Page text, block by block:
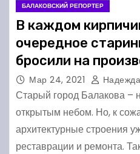
БАЛАКОВСКИЙ РЕПОРТЕР
В каждом
очередное
бросили на
Мар 24, 2021
Старый город Балакова –
открытым небом. Но, к
архитектурные строения
реставрации и ремонта.